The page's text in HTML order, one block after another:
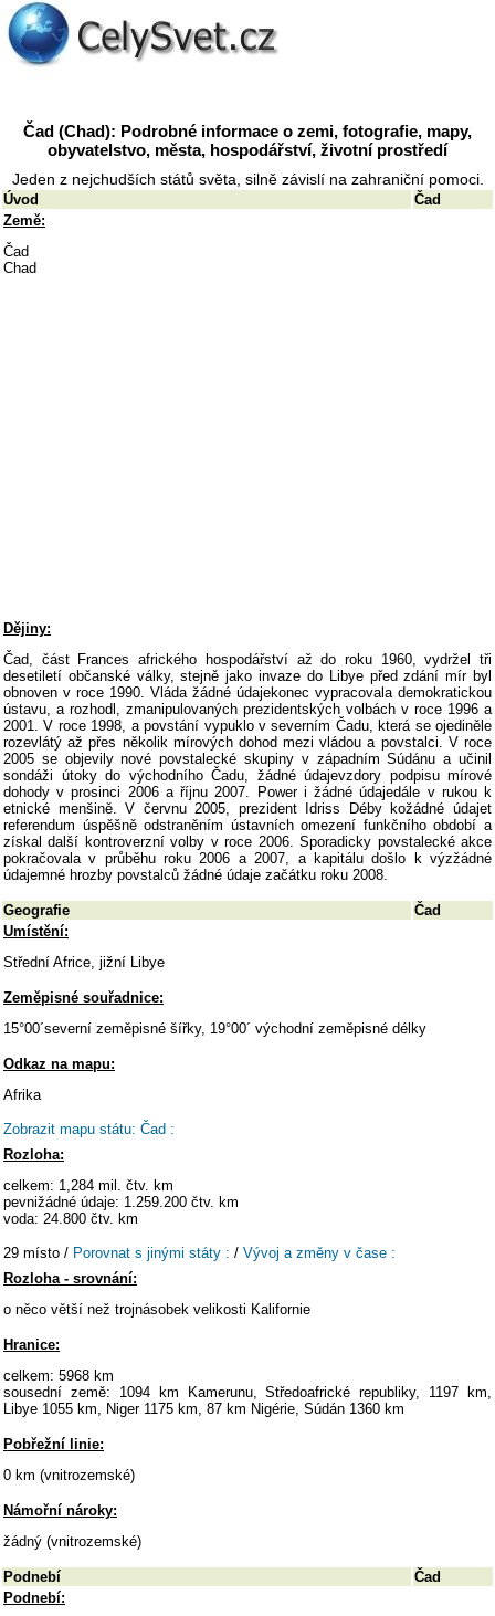
Čad (Chad): Podrobné informace o zemi, fotografie, mapy,
obyvatelstvo, města, hospodářství, životní prostředí
Jeden z nejchudších států světa, silně závislí na zahraniční pomoci.
Úvod
Čad
Země:
Čad
Chad
Dějiny:
Čad, část Frances afrického hospodářství až do roku 1960, vydržel tři
desetiletí občanské války, stejně jako invaze do Libye před zdání mír byl
obnoven v roce 1990. Vláda žádné údajekonec vypracovala demokratickou
ústavu, a rozhodl, zmanipulovaných prezidentských volbách v roce 1996 a
2001. V roce 1998, a povstání vypuklo v severním Čadu, která se ojediněle
rozevlátý až přes několik mírových dohod mezi vládou a povstalci. V roce
2005 se objevily nové povstalecké skupiny v západním Súdánu a učinil
sondáži útoky do východního Čadu, žádné údajevzdory podpisu mírové
dohody v prosinci 2006 a říjnu 2007. Power i žádné údajedále v rukou k
etnické menšině. V červnu 2005, prezident Idriss Déby kožádné údajet
referendum úspěšně odstraněním ústavních omezení funkčního období a
získal další kontroverzní volby v roce 2006. Sporadicky povstalecké akce
pokračovala v průběhu roku 2006 a 2007, a kapitálu došlo k výzžádné
údajemné hrozby povstalců žádné údaje začátku roku 2008.
Geografie
Čad
Umístění:
Střední Africe, jižní Libye
Zeměpisné souřadnice:
15°00´severní zeměpisné šířky, 19°00´ východní zeměpisné délky
Odkaz na mapu:
Afrika
Zobrazit mapu státu: Čad :
Rozloha:
celkem: 1,284 mil. čtv. km
pevnižádné údaje: 1.259.200 čtv. km
voda: 24.800 čtv. km
29 místo / Porovnat s jinými státy : / Vývoj a změny v čase :
Rozloha - srovnání:
o něco větší než trojnásobek velikosti Kalifornie
Hranice:
celkem: 5968 km
sousední země: 1094 km Kamerunu, Středoafrické republiky, 1197 km,
Libye 1055 km, Niger 1175 km, 87 km Nigérie, Súdán 1360 km
Pobřežní linie:
0 km (vnitrozemské)
Námořní nároky:
žádný (vnitrozemské)
Podnebí
Čad
Podnebí: